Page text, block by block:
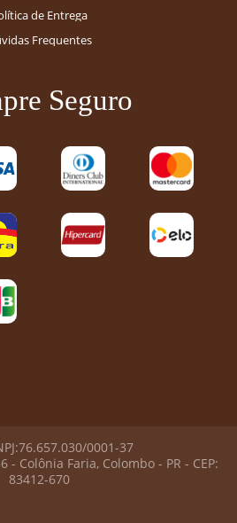
de Entrega
Frequentes
Seguro
0001-37
- Colônia Faria, Colombo - PR - CEP:
83412-670